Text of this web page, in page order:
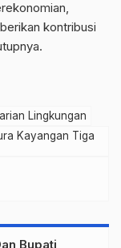
kontribusi
Lingkungan
Kayangan Tiga
Bupati